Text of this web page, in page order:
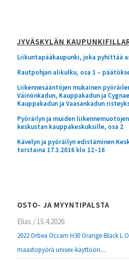
JYVÄSKYLÄN
Liikuntapääkaupunki, joka pyhittää
Rautpohjan alikulku, osa 1 –
Liikennesääntöjen mukainen
Väinönkadun, Kauppakadun ja
Kauppakadun ja Vaasankadun
Pyöräilyn ja muiden
keskustan kauppakeskuksille, osa 2
Kävelyn ja pyöräilyn edistäminen
torstaina 17.3.2016 klo 12–16
OSTO- JA MYYNTIPALSTA
Elias / 15.4.2026
2022 Orbea Occam H30 Orange-Black L
maastopyörä unisex-käyttöön....